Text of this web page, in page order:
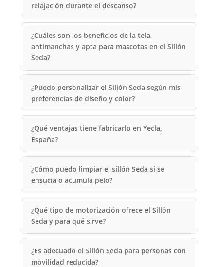
relajación durante el descanso?
¿Cuáles son los beneficios de la tela
antimanchas y apta para mascotas en el Sillón
Seda?
¿Puedo personalizar el Sillón Seda según mis
preferencias de diseño y color?
¿Qué ventajas tiene fabricarlo en Yecla,
España?
¿Cómo puedo limpiar el sillón Seda si se
ensucia o acumula pelo?
¿Qué tipo de motorización ofrece el Sillón
Seda y para qué sirve?
¿Es adecuado el Sillón Seda para personas con
movilidad reducida?